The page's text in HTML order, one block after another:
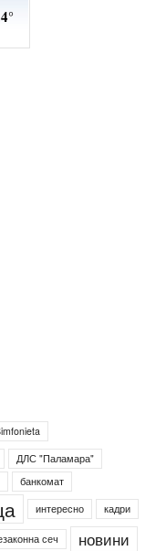
ДЛС "Паламара"
банкомат
интересно кадри
сеч новини